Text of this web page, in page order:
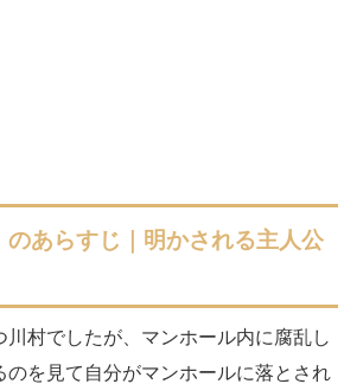
のあらすじ｜明かされる主人公
村でしたが、マンホール内に腐乱し
のを見て自分がマンホールに落とされ